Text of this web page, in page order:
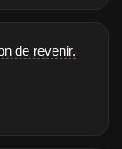
de revenir.